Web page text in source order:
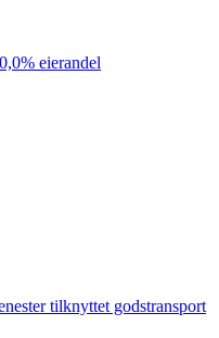
eierandel
tilknyttet godstransport